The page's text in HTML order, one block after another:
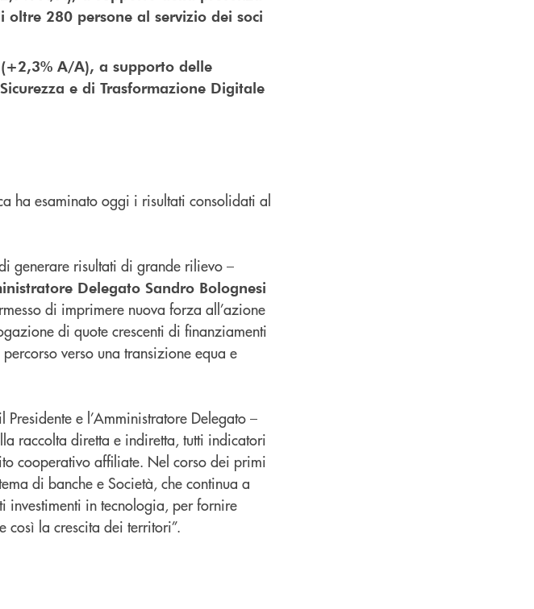
280 persone al servizio dei soci
A/A), a supporto delle
e di Trasformazione Digitale
ha esaminato oggi i risultati consolidati al
generare risultati di grande rilievo –
Delegato Sandro Bolognesi
di imprimere nuova forza all’azione
di quote crescenti di finanziamenti
verso una transizione equa e
e l’Amministratore Delegato –
raccolta diretta e indiretta, tutti indicatori
cooperativo affiliate. Nel corso dei primi
di banche e Società, che continua a
investimenti in tecnologia, per fornire
la crescita dei territori”.